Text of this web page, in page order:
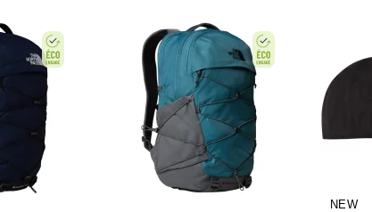
NEW